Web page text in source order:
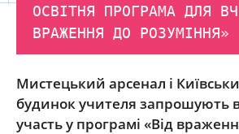
ОСВІТНЯ ПРОГРАМА ДЛЯ
ВРАЖЕННЯ ДО РОЗУМІННЯ»
Мистецький арсенал і
будинок учителя запрошують
участь у програмі «Від